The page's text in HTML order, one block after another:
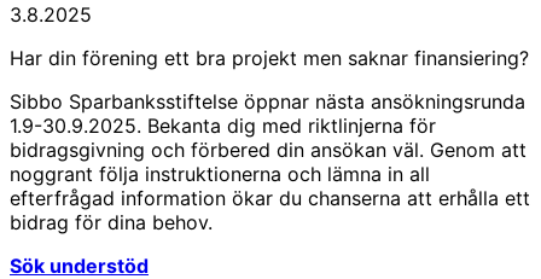
3.8.2025
Har din förening ett bra projekt men saknar finansiering?
Sibbo Sparbanksstiftelse öppnar nästa ansökningsrunda
1.9-30.9.2025. Bekanta dig med riktlinjerna för
bidragsgivning och förbered din ansökan väl. Genom att
noggrant följa instruktionerna och lämna in all
efterfrågad information ökar du chanserna att erhålla ett
bidrag för dina behov.
Sök understöd